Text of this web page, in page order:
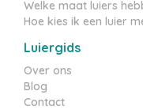
Welke maat luiers
Hoe kies ik een luier
Luiergids
Over ons
Blog
Contact